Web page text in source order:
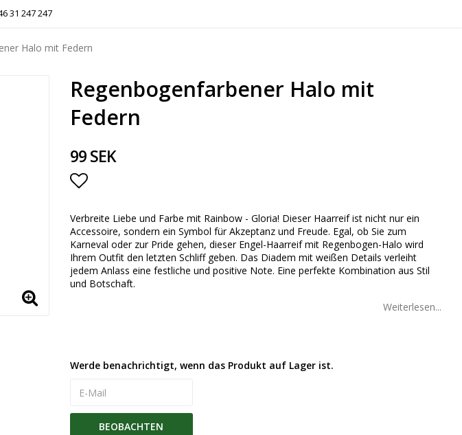
31 247 247
Halo mit Federn
Regenbogenfarbener Halo mit
Federn
99 SEK
Verbreite Liebe und Farbe mit Rainbow - Gloria! Dieser Haarreif ist nicht nur ein
Accessoire, sondern ein Symbol für Akzeptanz und Freude. Egal, ob Sie zum
Karneval oder zur Pride gehen, dieser Engel-Haarreif mit Regenbogen-Halo wird
Ihrem Outfit den letzten Schliff geben. Das Diadem mit weißen Details verleiht
jedem Anlass eine festliche und positive Note. Eine perfekte Kombination aus Stil
und Botschaft.
Weiterlesen...
Werde benachrichtigt, wenn das Produkt auf Lager ist.
BEOBACHTEN